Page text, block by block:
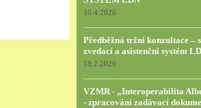
16.4.2026
Předběžná tržní konzultace –
zvedací a asistenční systém
18.2.2026
VZMR - „Interoperabilita
- zpracování zadávací